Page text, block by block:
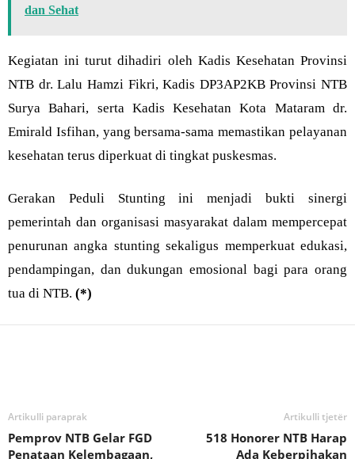
dan Sehat
Kegiatan ini turut dihadiri oleh Kadis Kesehatan Provinsi
NTB dr. Lalu Hamzi Fikri, Kadis DP3AP2KB Provinsi NTB
Surya Bahari, serta Kadis Kesehatan Kota Mataram dr.
Emirald Isfihan, yang bersama-sama memastikan pelayanan
kesehatan terus diperkuat di tingkat puskesmas.
Gerakan Peduli Stunting ini menjadi bukti sinergi
pemerintah dan organisasi masyarakat dalam mempercepat
penurunan angka stunting sekaligus memperkuat edukasi,
pendampingan, dan dukungan emosional bagi para orang
tua di NTB. (*)
Artikulli paraprak
Pemprov NTB Gelar FGD
Penataan Kelembagaan,
Artikulli tjetër
518 Honorer NTB Harap
Ada Keberpihakan